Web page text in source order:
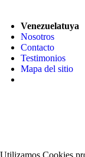
Venezuelatuya
Nosotros
Contacto
Testimonios
Mapa del sitio
Utilizamos Cookies